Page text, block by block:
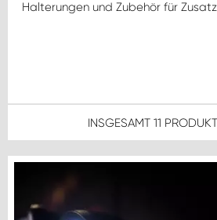
Halterungen und Zubehör für
INSGESAMT 11